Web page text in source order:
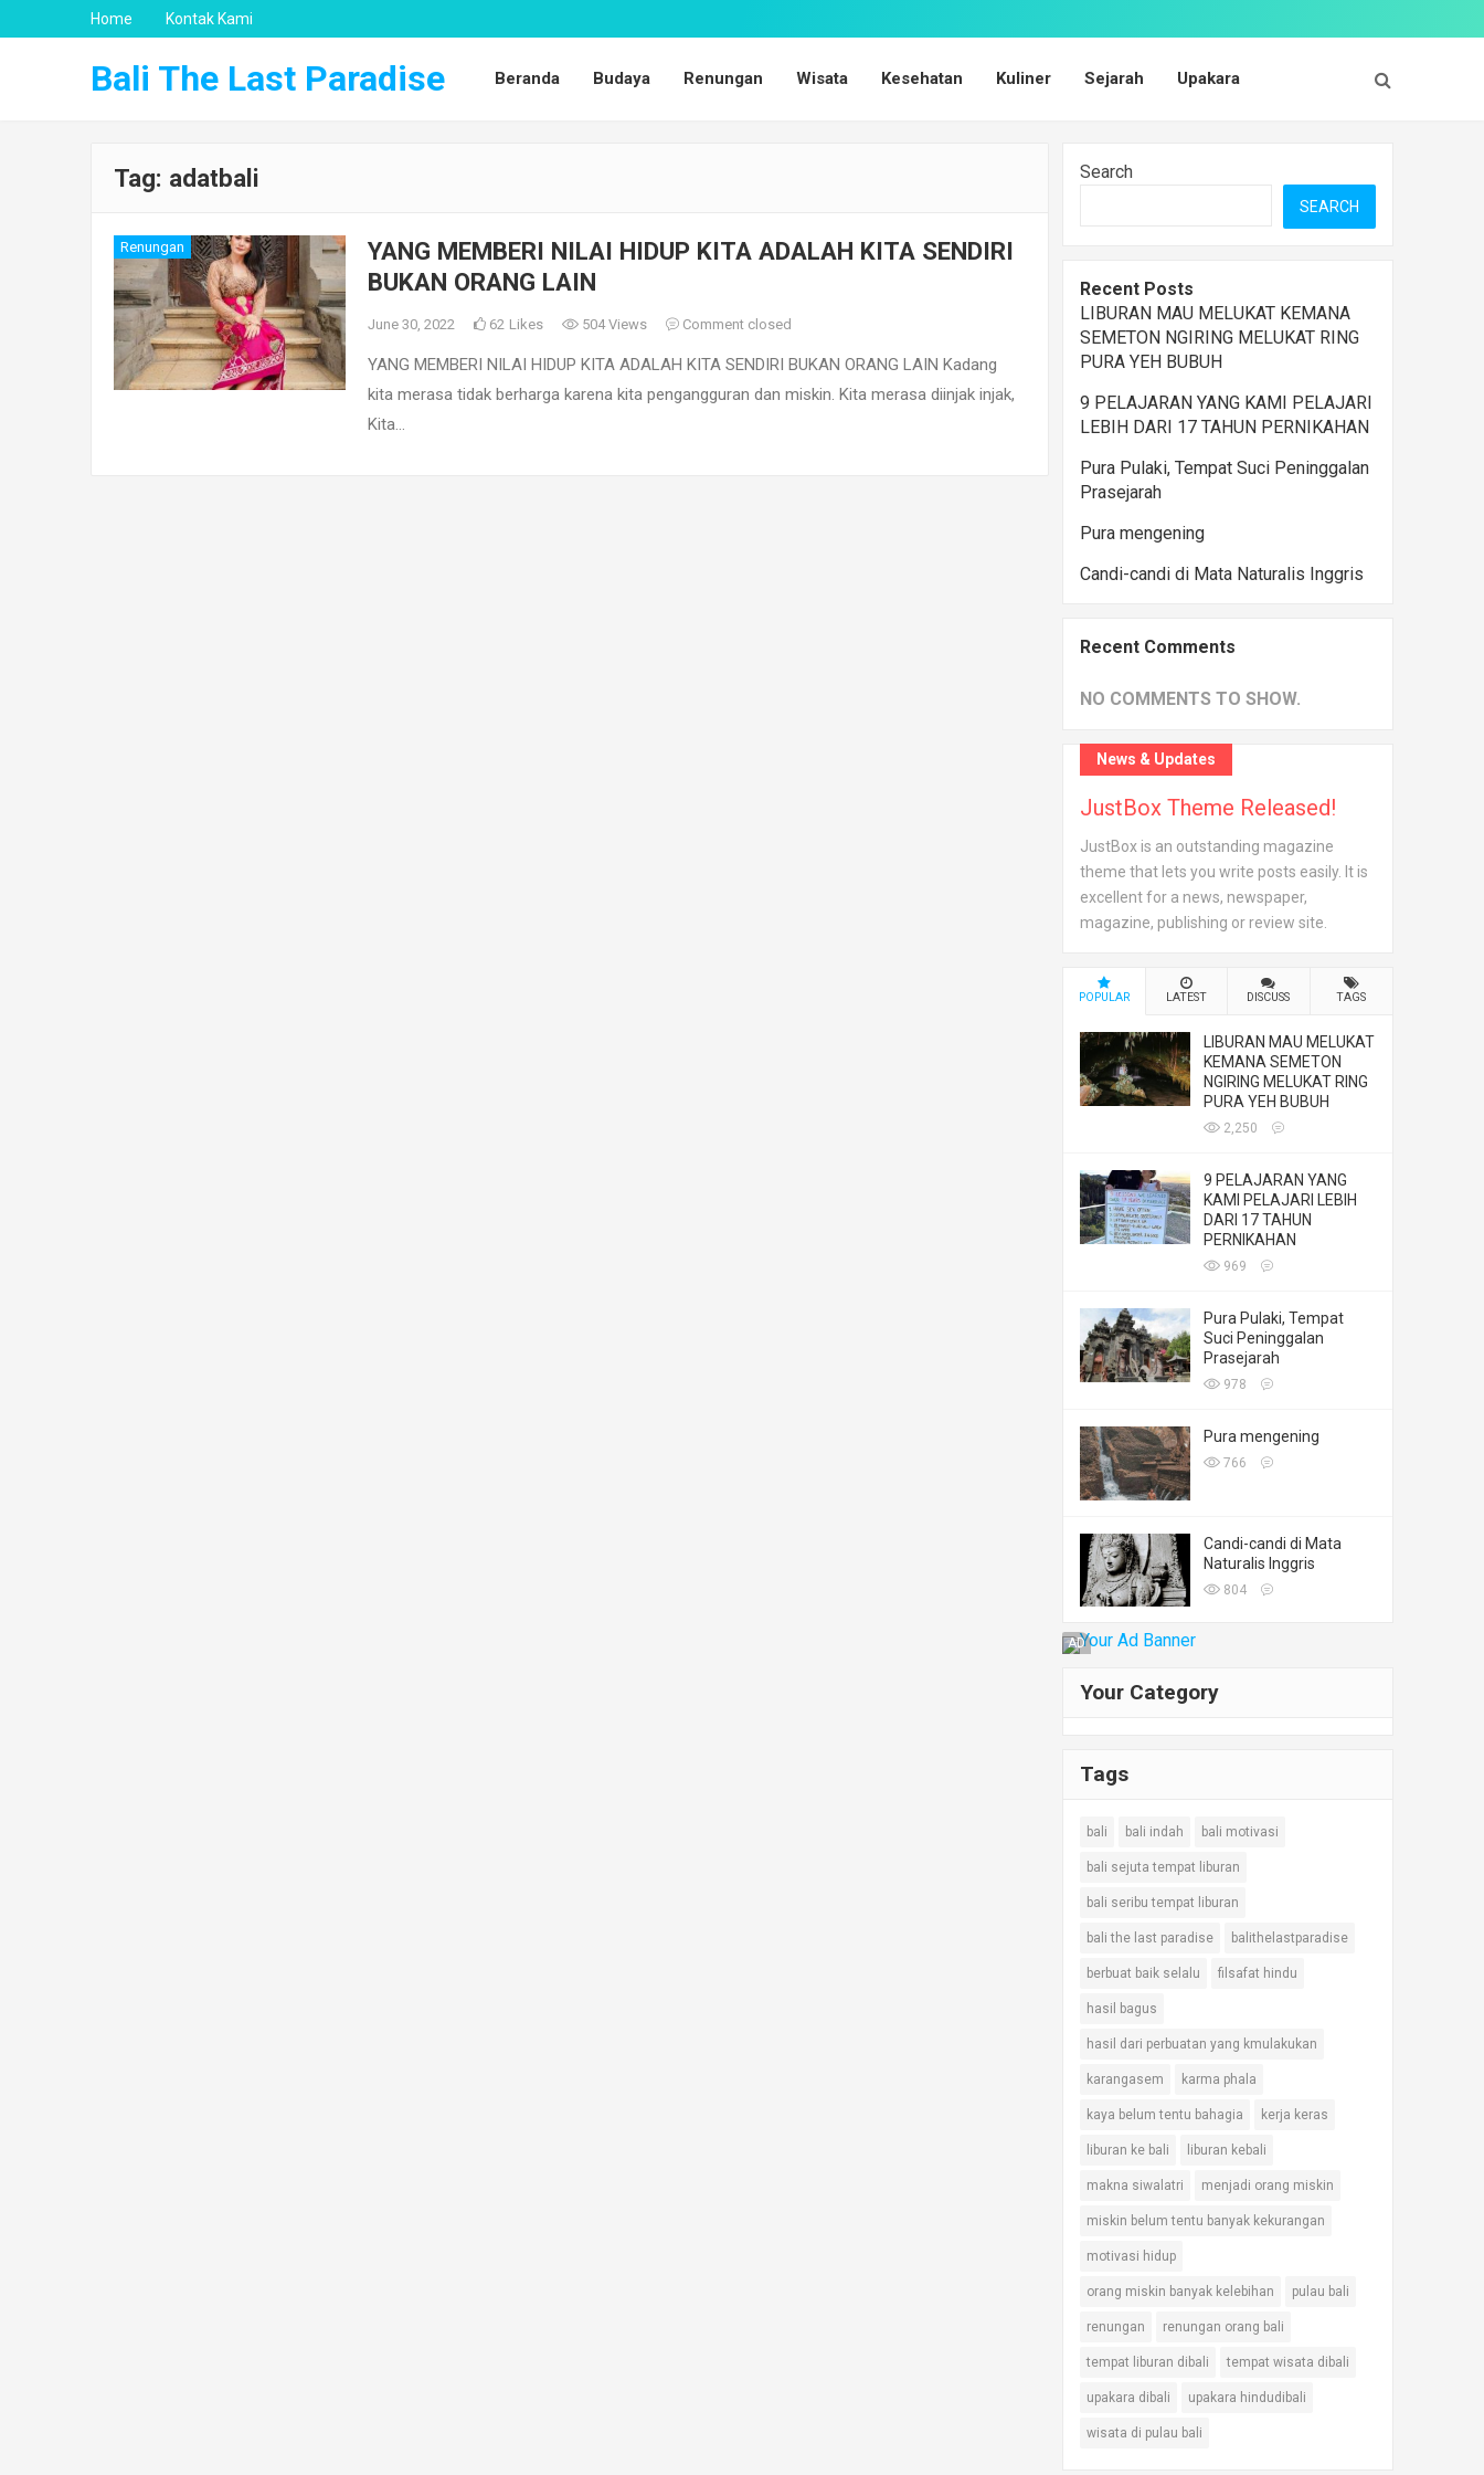
Home Kontak Kami
Bali The Last Paradise Beranda Budaya Renungan Wisata Kesehatan Kuliner Sejarah Upakara
Tag: adatbali
Renungan
YANG MEMBERI NILAI HIDUP KITA ADALAH KITA SENDIRI
BUKAN ORANG LAIN
June 30, 2022 62 Likes 504 Views Comment closed
YANG MEMBERI NILAI HIDUP KITA ADALAH KITA SENDIRI BUKAN ORANG LAIN Kadang
kita merasa tidak berharga karena kita pengangguran dan miskin. Kita merasa diinjak injak,
Kita…
Search
SEARCH
Recent Posts
LIBURAN MAU MELUKAT KEMANA
SEMETON NGIRING MELUKAT RING
PURA YEH BUBUH
9 PELAJARAN YANG KAMI PELAJARI
LEBIH DARI 17 TAHUN PERNIKAHAN
Pura Pulaki, Tempat Suci Peninggalan
Prasejarah
Pura mengening
Candi-candi di Mata Naturalis Inggris
Recent Comments
NO COMMENTS TO SHOW.
News & Updates
JustBox Theme Released!
JustBox is an outstanding magazine
theme that lets you write posts easily. It is
excellent for a news, newspaper,
magazine, publishing or review site.
POPULAR LATEST DISCUSS TAGS
LIBURAN MAU MELUKAT
KEMANA SEMETON
NGIRING MELUKAT RING
PURA YEH BUBUH
2,250
9 PELAJARAN YANG
KAMI PELAJARI LEBIH
DARI 17 TAHUN
PERNIKAHAN
969
Pura Pulaki, Tempat
Suci Peninggalan
Prasejarah
978
Pura mengening
766
Candi-candi di Mata
Naturalis Inggris
804
AD
Your Category
Tags
bali bali indah bali motivasi
bali sejuta tempat liburan
bali seribu tempat liburan
bali the last paradise balithelastparadise
berbuat baik selalu filsafat hindu
hasil bagus
hasil dari perbuatan yang kmulakukan
karangasem karma phala
kaya belum tentu bahagia kerja keras
liburan ke bali liburan kebali
makna siwalatri menjadi orang miskin
miskin belum tentu banyak kekurangan
motivasi hidup
orang miskin banyak kelebihan pulau bali
renungan renungan orang bali
tempat liburan dibali tempat wisata dibali
upakara dibali upakara hindudibali
wisata di pulau bali